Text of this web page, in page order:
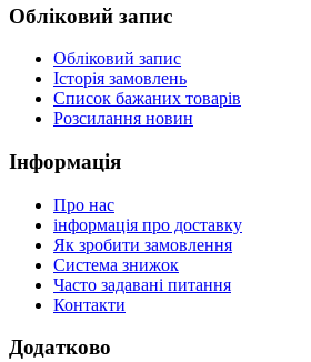
Обліковий запис
Обліковий запис
Історія замовлень
Список бажаних товарів
Розсилання новин
Інформація
Про нас
інформація про доставку
Як зробити замовлення
Система знижок
Часто задавані питання
Контакти
Додатково